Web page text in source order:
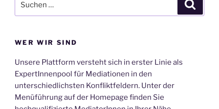
nach:
WER WIR SIND
Unsere Plattform versteht sich in erster Linie als
ExpertInnenpool für Mediationen in den
unterschiedlichsten Konfliktfeldern. Unter der
Menüführung auf der Homepage finden Sie